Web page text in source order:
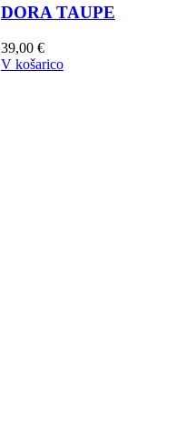
DORA TAUPE
39,00 €
V košarico